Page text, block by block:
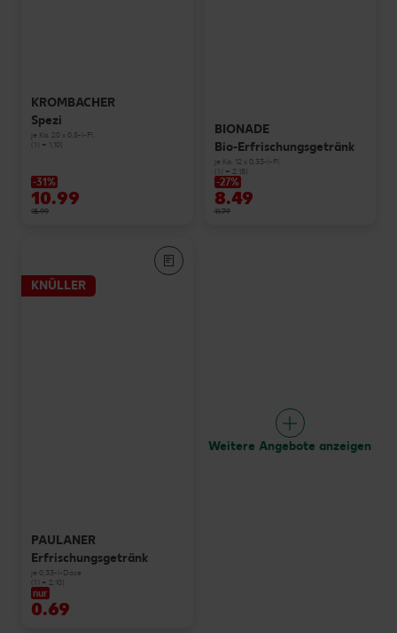
KROMBACHER
Spezi
je Ka. 20 x 0,5-l-Fl.
(1 l = 1.10)
-31%
10.99
15.99
BIONADE
Bio-Erfrischungsgetränk
je Ka. 12 x 0,33-l-Fl.
(1 l = 2.15)
-27%
8.49
11.79
KNÜLLER
PAULANER
Erfrischungsgetränk
je 0,33-l-Dose
(1 l = 2.10)
nur
0.69
Weitere Angebote anzeigen